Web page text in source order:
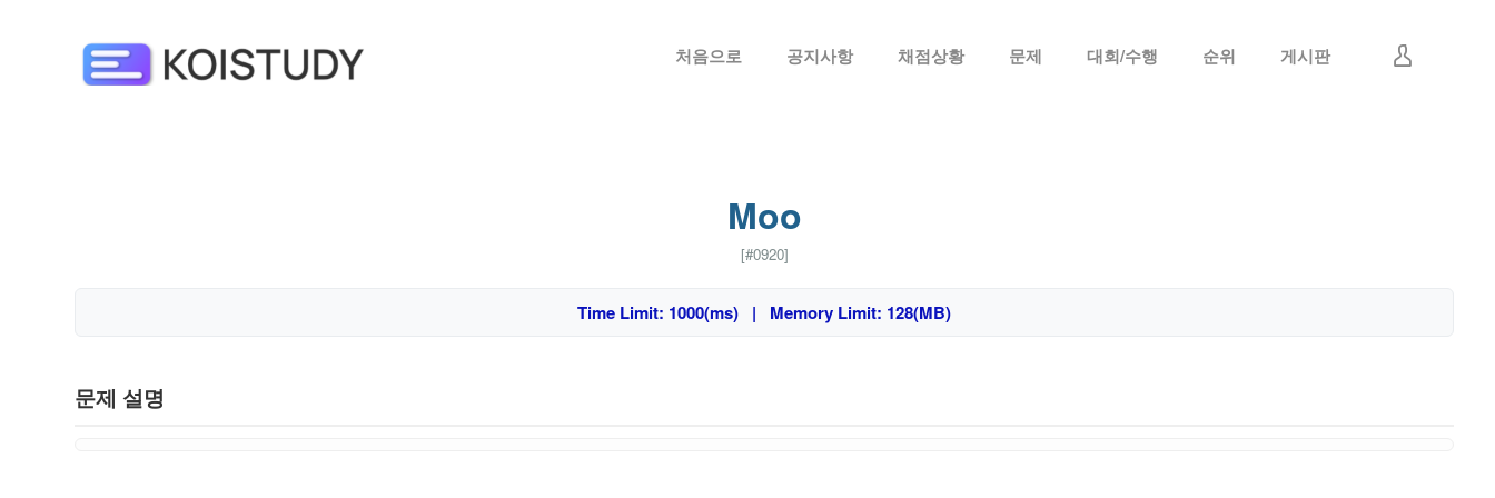
처음으로 공지사항 채점상황 문제 대회/수행 순위 게시판
Moo
[#0920]
Time Limit: 1000(ms) | Memory Limit: 128(MB)
문제 설명